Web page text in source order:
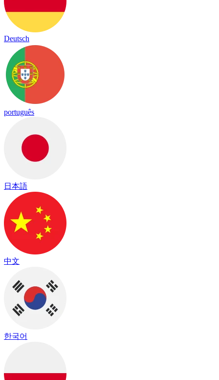
Deutsch
português
日本語
中文
한국어